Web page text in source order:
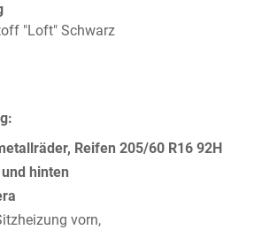
"Loft" Schwarz
Reifen 205/60 R16 92H
hinten
vorn,